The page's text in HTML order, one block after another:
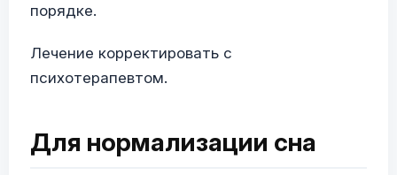
порядке.
Лечение корректировать с
психотерапевтом.
Для нормализации сна